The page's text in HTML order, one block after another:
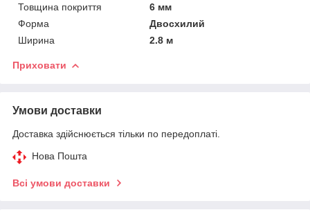
Товщина покриття
6 мм
Форма
Двосхилий
Ширина
2.8 м
Приховати
Умови доставки
Доставка здійснюється тільки по передоплаті.
Нова Пошта
Всі умови доставки